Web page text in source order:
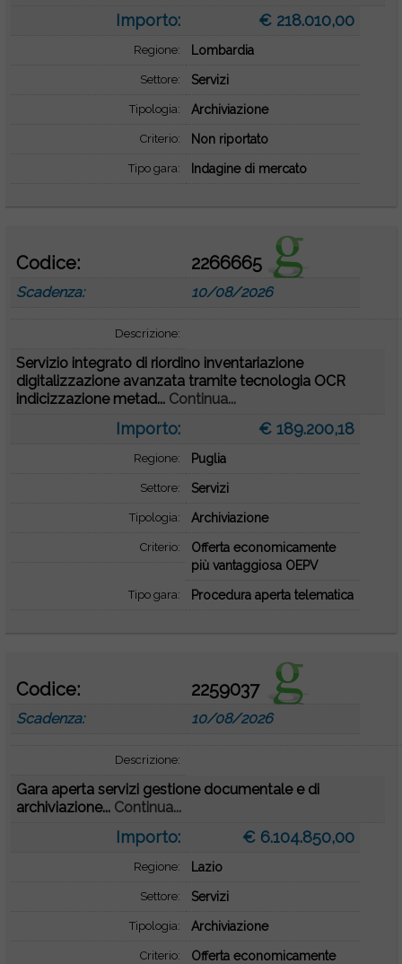
Importo: € 218.010,00
Regione: Lombardia
Settore: Servizi
Tipologia: Archiviazione
Criterio: Non riportato
Tipo gara: Indagine di mercato
Codice: 2266665
Scadenza: 10/08/2026
Descrizione:
Servizio integrato di riordino inventariazione
digitalizzazione avanzata tramite tecnologia OCR
indicizzazione metad... Continua...
Importo: € 189.200,18
Regione: Puglia
Settore: Servizi
Tipologia: Archiviazione
Criterio:
Offerta economicamente
più vantaggiosa OEPV
Tipo gara: Procedura aperta telematica
Codice: 2259037
Scadenza: 10/08/2026
Descrizione:
Gara aperta servizi gestione documentale e di
archiviazione... Continua...
Importo: € 6.104.850,00
Regione: Lazio
Settore: Servizi
Tipologia: Archiviazione
Criterio: Offerta economicamente